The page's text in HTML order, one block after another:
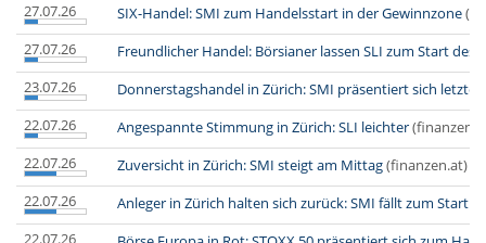
27.07.26
SIX-Handel: SMI zum Handelsstart in der Gewinnzone
27.07.26
Freundlicher Handel: Börsianer lassen SLI zum Start des
23.07.26
Donnerstagshandel in Zürich: SMI präsentiert sich
22.07.26
Angespannte Stimmung in Zürich: SLI leichter
22.07.26
Zuversicht in Zürich: SMI steigt am Mittag(finanzen.at)
22.07.26
Anleger in Zürich halten sich zurück: SMI fällt zum Start
22.07.26